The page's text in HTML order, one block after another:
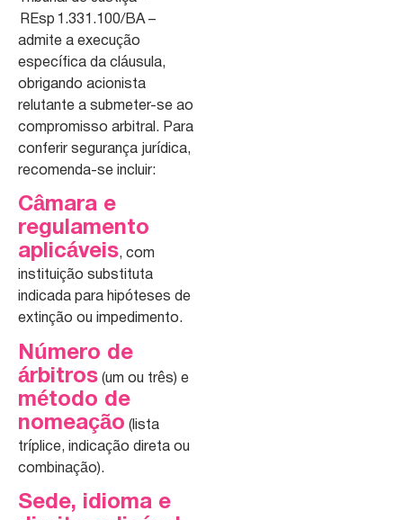
REsp 1.331.100/BA –
admite a execução
específica da cláusula,
obrigando acionista
relutante a submeter-se ao
compromisso arbitral. Para
conferir segurança jurídica,
recomenda-se incluir:
Câmara e
regulamento
aplicáveis, com
instituição substituta
indicada para hipóteses de
extinção ou impedimento.
Número de
árbitros (um ou três) e
método de
nomeação (lista
tríplice, indicação direta ou
combinação).
Sede, idioma e